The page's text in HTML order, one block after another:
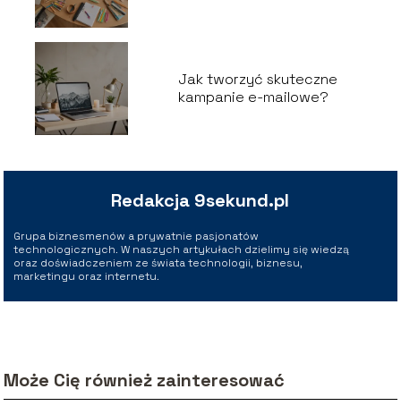
Jak tworzyć skuteczne
kampanie e-mailowe?
Redakcja 9sekund.pl
Grupa biznesmenów a prywatnie pasjonatów
technologicznych. W naszych artykułach dzielimy się wiedzą
oraz doświadczeniem ze świata technologii, biznesu,
marketingu oraz internetu.
Może Cię również zainteresować